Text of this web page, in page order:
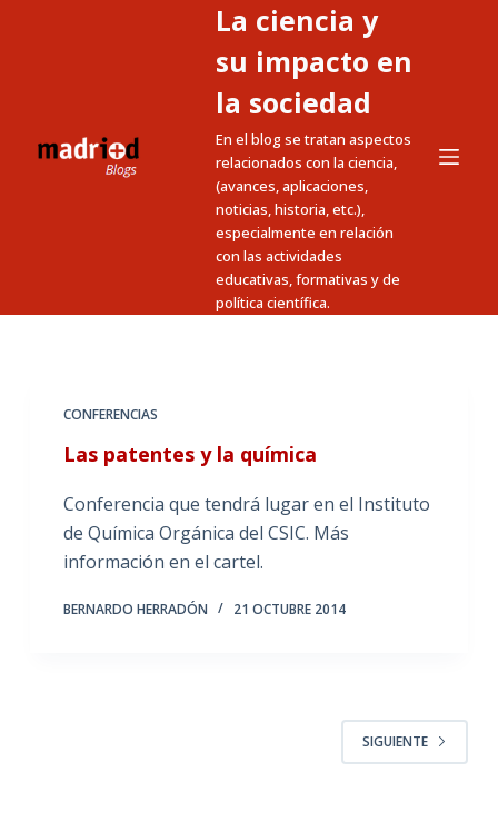
n
La ciencia y
su impacto en
la sociedad
En el blog se tratan aspectos
relacionados con la ciencia,
(avances, aplicaciones,
noticias, historia, etc.),
especialmente en relación
con las actividades
educativas, formativas y de
política científica.
CONFERENCIAS
Las patentes y la química
Conferencia que tendrá lugar en el Instituto
de Química Orgánica del CSIC. Más
información en el cartel.
BERNARDO HERRADÓN 21 OCTUBRE 2014
SIGUIENTE